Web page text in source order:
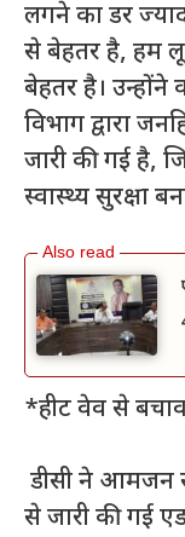
लगने का डर
से बेहतर है, हम
बेहतर है। उन्होंने
विभाग द्वारा
जारी की गई है,
स्वास्थ्य सुरक्षा
*हीट वेव से
डीसी ने आमजन
से जारी की गई